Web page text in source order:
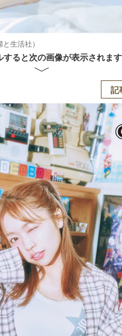
生活社）
すると次の画像が表示されます
記